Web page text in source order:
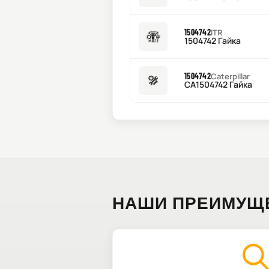
1504742ITR
1504742 Гайка
1504742Caterpillar
CA1504742 Гайка
НАШИ